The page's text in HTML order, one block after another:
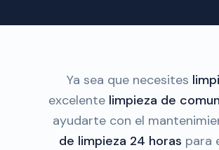
Ya sea que necesites
excelente limpieza de
ayudarte con el
de limpieza 24 horas para